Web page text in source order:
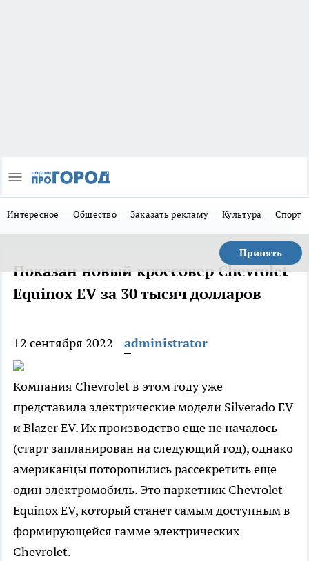
Интересное Общество Заказать рекламу Культура Спорт
Принять
Показан новый кроссовер Chevrolet
Equinox EV за 30 тысяч долларов
12 сентября 2022 administrator
Компания Chevrolet в этом году уже
представила электрические модели Silverado EV
и Blazer EV. Их производство еще не началось
(старт запланирован на следующий год), однако
американцы поторопились рассекретить еще
один электромобиль. Это паркетник Chevrolet
Equinox EV, который станет самым доступным в
формирующейся гамме электрических
Chevrolet.